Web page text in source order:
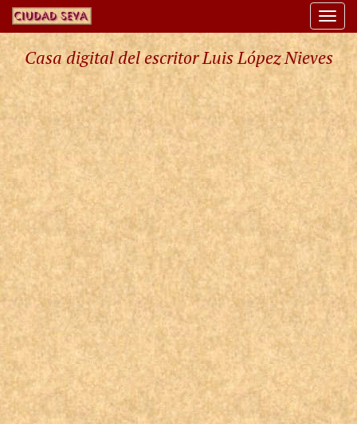
Casa digital del escritor Luis López Nieves